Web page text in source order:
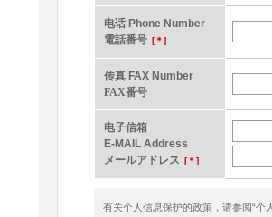
电话 Phone Number
電話番号 [＊]
传真 FAX Number
FAX番号
电子信箱
E-MAIL Address
メールアドレス [＊]
有关个人信息保护的政策，请参阅“个